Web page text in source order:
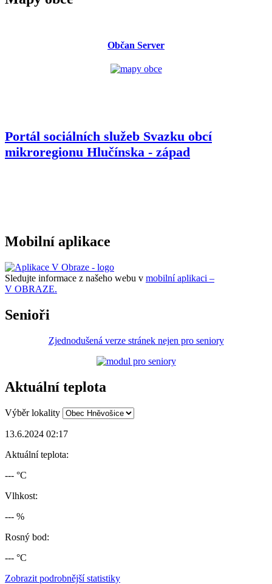
Občan Server
Portál sociálních služeb Svazku obcí
mikroregionu Hlučínska - západ
Mobilní aplikace
Sledujte informace z našeho webu v mobilní aplikaci –
V OBRAZE.
Senioři
Zjednodušená verze stránek nejen pro seniory
Aktuální teplota
Výběr lokality
13.6.2024 02:17
Aktuální teplota:
--- °C
Vlhkost:
--- %
Rosný bod:
--- °C
Zobrazit podrobnější statistiky